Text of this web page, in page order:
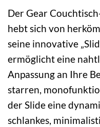
Der Gear
hebt sich von
seine innovative
ermöglicht eine
Anpassung an Ihre
starren,
der Slide eine
schlankes,